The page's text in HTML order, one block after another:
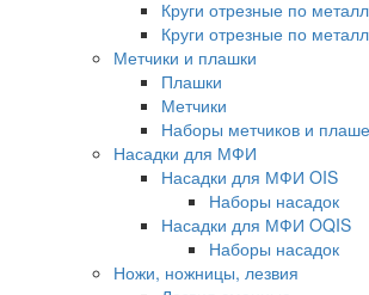
Круги отрезные по
Круги отрезные по
Метчики и плашки
Плашки
Метчики
Наборы метчиков и
Насадки для МФИ
Насадки для МФИ OIS
Наборы насадок
Насадки для МФИ OQIS
Наборы насадок
Ножи, ножницы, лезвия